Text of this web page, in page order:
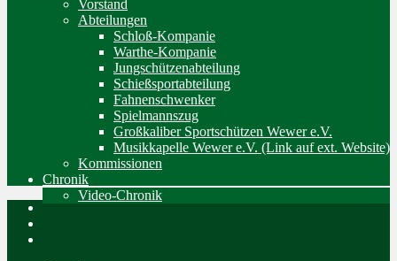
Vorstand
Abteilungen
Schloß-Kompanie
Warthe-Kompanie
Jungschützenabteilung
Schießsportabteilung
Fahnenschwenker
Spielmannszug
Großkaliber Sportschützen Wewer e.V.
Musikkapelle Wewer e.V. (Link auf ext. Website)
Kommissionen
Chronik
Video-Chronik